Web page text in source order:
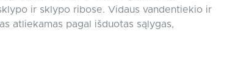
ir sklypo ribose. Vidaus vandentiekio ir
atliekamas pagal išduotas sąlygas,